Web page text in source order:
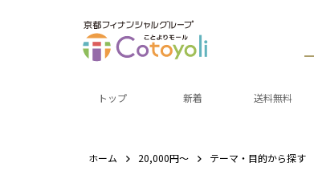
トップ 新着 送料無料
ホーム 20,000円～ テーマ・目的から探す